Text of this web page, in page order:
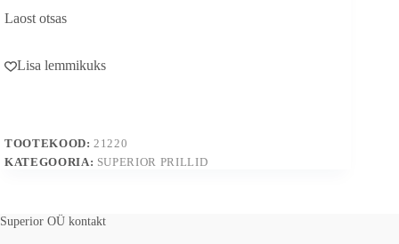
Laost otsas
Lisa lemmikuks
TOOTEKOOD: 21220
KATEGOORIA: SUPERIOR PRILLID
Superior OÜ kontakt